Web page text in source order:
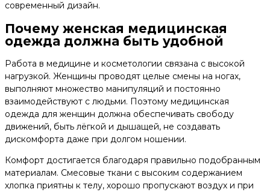
современный дизайн.
Почему женская медицинская
одежда должна быть удобной
Работа в медицине и косметологии связана с высокой
нагрузкой. Женщины проводят целые смены на ногах,
выполняют множество манипуляций и постоянно
взаимодействуют с людьми. Поэтому медицинская
одежда для женщин должна обеспечивать свободу
движений, быть лёгкой и дышащей, не создавать
дискомфорта даже при долгом ношении.
Комфорт достигается благодаря правильно подобранным
материалам. Смесовые ткани с высоким содержанием
хлопка приятны к телу, хорошо пропускают воздух и при